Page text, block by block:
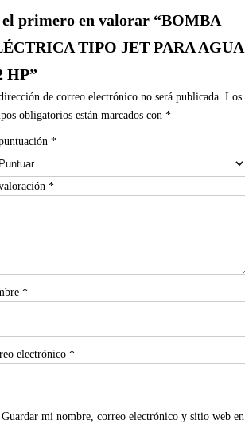
el primero en valorar “BOMBA
TIPO JET PARA AGUA
HP”
de correo electrónico no será publicada. Los
obligatorios están marcados con *
*
*
*
electrónico *
Guardar mi nombre, correo electrónico y sitio web en